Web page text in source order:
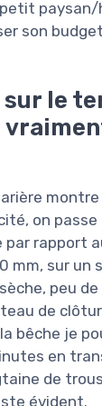
son
le
on
rapport
mm, sur un
peu
de
la bêche je
en
de
évident.